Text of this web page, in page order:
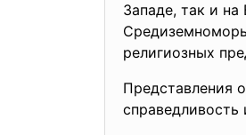
Западе, так и
религиозных
Представления